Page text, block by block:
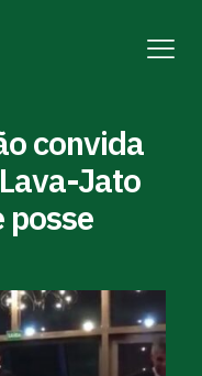
convida
Jato
posse